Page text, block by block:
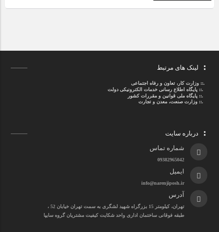
لینک های مرتبط
.::وزارت کار، تعاون و رفاه اجتماعی
.::پایگاه اطلاع رسانی خدمات الکترونیکی دولت
.::پایگاه ملی قوانین و مقررات کشور
.:: وزارت صنعت، معدن و تجارت
درباره سایت
شماره تماس
09382965042
ایمیل
info@narenjiposh.ir
آدرس
تهران، کیلومتر 15 بزرگراه شهید لشگری به سمت تهران خیابان 52 ،
طبقه فوقانی ساختمان اداری واحد شکایت کیفیت مشتریان گروه سایپا